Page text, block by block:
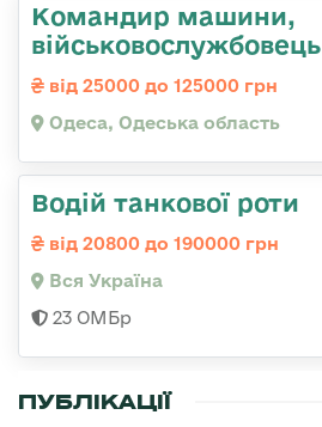
Командир машини,
військовослужбовець
від 25000 до 125000 грн
Одеса, Одеська область
Водій танкової роти
від 20800 до 190000 грн
Вся Україна
23 ОМБр
ПУБЛІКАЦІЇ